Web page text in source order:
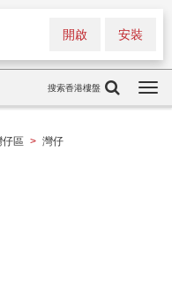
安裝
開啟
搜索香港樓盤
仔區 > 灣仔